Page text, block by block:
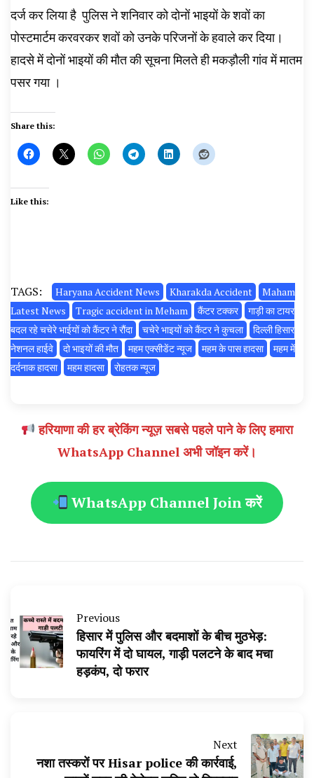
दर्ज कर लिया है ‌ पुलिस ने शनिवार को दोनों भाइयों के शवों का
पोस्टमार्टम करवरकर शवों को उनके परिजनों के हवाले कर दिया।
हादसे में दोनों भाइयों की मौत की सूचना मिलते ही मकड़ौली गांव में मातम
पसर गया ।
Share this:
Like this:
TAGS: Haryana Accident News Kharakda Accident
Maham
Latest News
Tragic accident in Meham कैंटर टक्कर
गाड़ी का टायर
बदल रहे चचेरे भाईयों को कैंटर ने रौंदा
चचेरे भाइयों को कैंटर ने कुचला
दिल्ली हिसार
नेशनल हाईवे
दो भाइयों की मौत महम एक्सीडेंट न्यूज महम के पास हादसा
महम में
दर्दनाक हादसा
महम हादसा रोहतक न्यूज
हरियाणा की हर ब्रेकिंग न्यूज़ सबसे पहले पाने के लिए हमारा
WhatsApp Channel अभी जॉइन करें।
WhatsApp Channel Join करें
Previous
हिसार में पुलिस और बदमाशों के बीच मुठभेड़:
फायरिंग में दो घायल, गाड़ी पलटने के बाद मचा
हड़कंप, दो फरार
Next
नशा तस्करों पर Hisar police की कार्रवाई,